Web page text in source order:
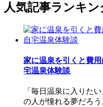
人気記事ランキン
家に温泉を引くと費
宅温泉体験談
「毎日温泉に入りた
の人が憧れる夢だろ